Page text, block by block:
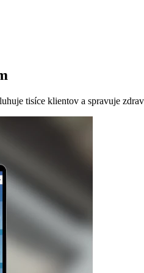
tisíce klientov a spravuje